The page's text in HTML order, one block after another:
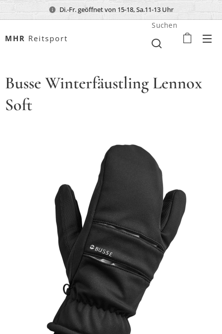
Di.-Fr. geöffnet von 15-18, Sa.11-13 Uhr
MHR Reitsport
Suchen
Busse Winterfäustling Lennox
Soft